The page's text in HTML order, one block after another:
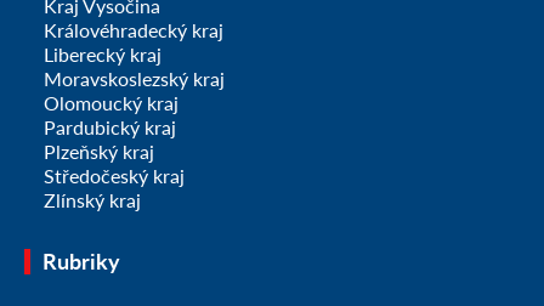
Kraj Vysočina
Královéhradecký kraj
Liberecký kraj
Moravskoslezský kraj
Olomoucký kraj
Pardubický kraj
Plzeňský kraj
Středočeský kraj
Zlínský kraj
Rubriky